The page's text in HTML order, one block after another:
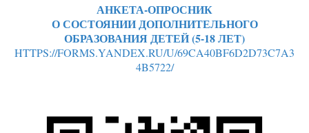
АНКЕТА-ОПРОСНИК
О СОСТОЯНИИ ДОПОЛНИТЕЛЬНОГО
ОБРАЗОВАНИЯ ДЕТЕЙ (5-18 ЛЕТ)
HTTPS://FORMS.YANDEX.RU/U/69CA40BF6D2D73C7A3
4B5722/